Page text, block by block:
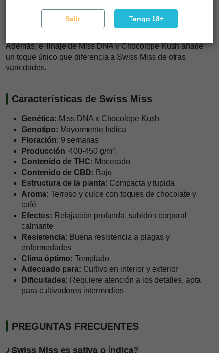
capacidad de la cepa para producir cogollos tan densos y
resinosos, manteniendo su naturaleza resistente, la
Además, el linaje de Miss DNA y Chocolope Kush añade
un toque único que diferencia a Swiss Miss de otras
variedades.
Características de Swiss Miss
Genética: Miss DNA x Chocolope Kush
Genotipo: Mayormente Indica
Floración: 9 semanas
Producción: 400-450 g/m².
Contenido de THC: Moderado
Contenido de CBD: Bajo
Estructura de la planta: Compacta y tupida
Aroma: Terroso y dulce con toques de chocolate y
café
Efectos: Relajación profunda, subidón corporal
calmante
Resistencia: Buena resistencia a plagas y
enfermedades
Clima óptimo: Templado
Adecuado para: Cultivo en interior y exterior
Dificultades: Requiere atención a los detalles, apta
para cultivadores intermedios
PREGUNTAS FRECUENTES
¿Swiss Miss es sativa o índica?
Salir Tengo 18+